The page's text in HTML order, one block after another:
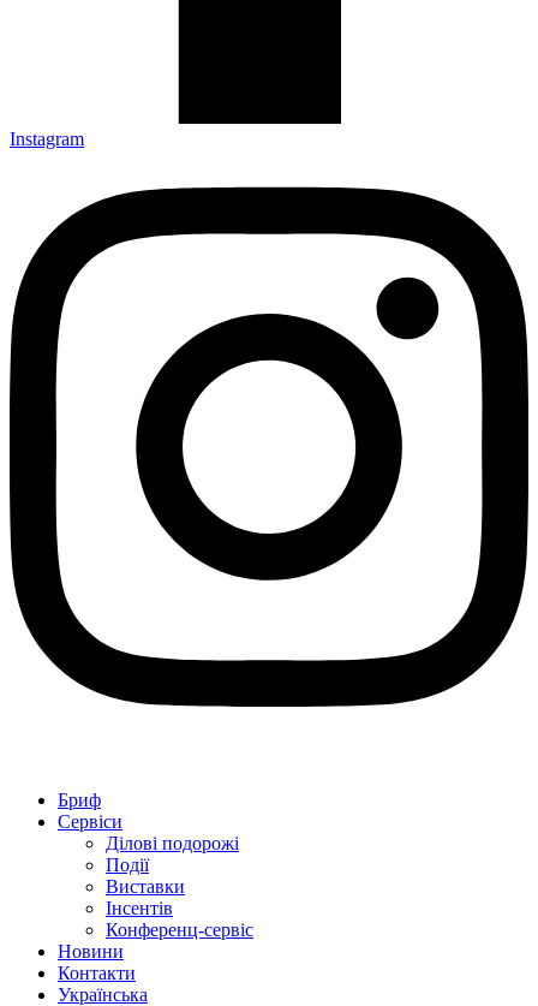
Instagram
Бриф
Сервіси
Ділові подорожі
Події
Виставки
Інсентів
Конференц-сервіс
Новини
Контакти
Українська